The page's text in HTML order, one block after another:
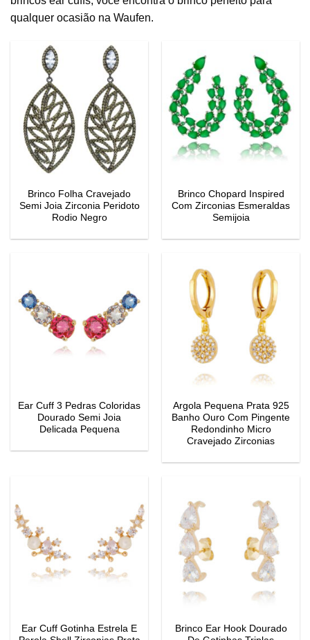
qualquer ocasião na Waufen.
Brinco Folha Cravejado
Semi Joia Zirconia Peridoto
Rodio Negro
Brinco Chopard Inspired
Com Zirconias Esmeraldas
Semijoia
Ear Cuff 3 Pedras Coloridas
Dourado Semi Joia
Delicada Pequena
Argola Pequena Prata 925
Banho Ouro Com Pingente
Redondinho Micro
Cravejado Zirconias
Ear Cuff Gotinha Estrela E
Brinco Ear Hook Dourado